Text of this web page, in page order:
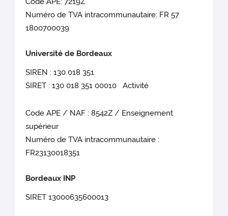
Numéro de TVA intracommunautaire: FR 57
1800700039
Université de Bordeaux
SIREN : 130 018 351
SIRET : 130 018 351 00010 Activité
Code APE / NAF : 8542Z / Enseignement
supérieur
Numéro de TVA intracommunautaire :
FR23130018351
Bordeaux INP
SIRET 13000635600013